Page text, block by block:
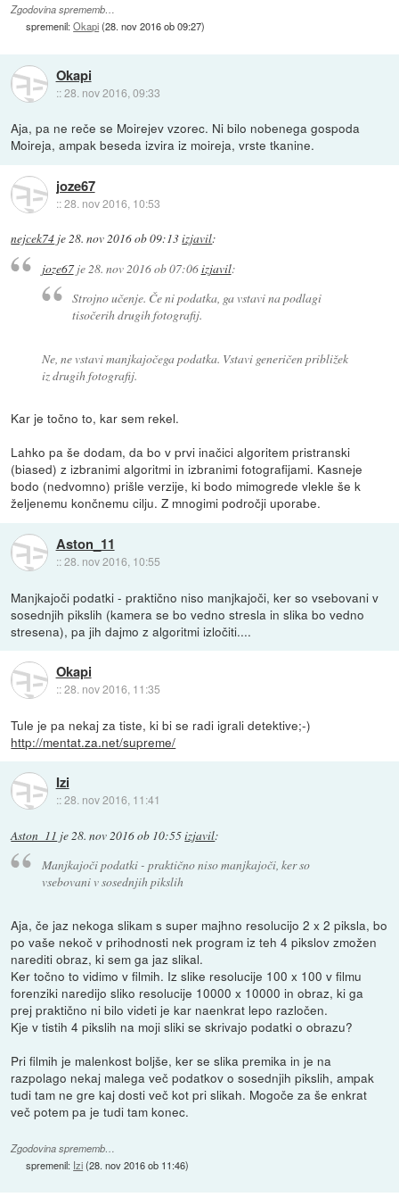
Zgodovina sprememb…
spremenil:Okapi(28. nov 2016 ob 09:27)
Okapi
::28. nov 2016, 09:33
Aja, pa ne reče se Moirejev vzorec. Ni bilo nobenega gospoda
Moireja, ampak beseda izvira iz moireja, vrste tkanine.
joze67
::28. nov 2016, 10:53
nejcek74 je28. nov 2016 ob 09:13izjavil:
joze67je28. nov 2016 ob 07:06izjavil:
Strojno učenje. Če ni podatka, ga vstavi na podlagi
tisočerih drugih fotografij.
Ne, ne vstavi manjkajočega podatka. Vstavi generičen približek
iz drugih fotografij.
Kar je točno to, kar sem rekel.
Lahko pa še dodam, da bo v prvi inačici algoritem pristranski
(biased) z izbranimi algoritmi in izbranimi fotografijami. Kasneje
bodo (nedvomno) prišle verzije, ki bodo mimogrede vlekle še k
željenemu končnemu cilju. Z mnogimi področji uporabe.
Aston_11
::28. nov 2016, 10:55
Manjkajoči podatki - praktično niso manjkajoči, ker so vsebovani v
sosednjih pikslih (kamera se bo vedno stresla in slika bo vedno
stresena), pa jih dajmo z algoritmi izločiti....
Okapi
::28. nov 2016, 11:35
Tule je pa nekaj za tiste, ki bi se radi igrali detektive;-)
http://mentat.za.net/supreme/
Izi
::28. nov 2016, 11:41
Aston_11 je 28. nov 2016 ob 10:55izjavil:
Manjkajoči podatki - praktično niso manjkajoči, ker so
vsebovani v sosednjih pikslih
Aja, če jaz nekoga slikam s super majhno resolucijo 2 x 2 piksla, bo
po vaše nekoč v prihodnosti nek program iz teh 4 pikslov zmožen
narediti obraz, ki sem ga jaz slikal.
Ker točno to vidimo v filmih. Iz slike resolucije 100 x 100 v filmu
forenziki naredijo sliko resolucije 10000 x 10000 in obraz, ki ga
prej praktično ni bilo videti je kar naenkrat lepo razločen.
Kje v tistih 4 pikslih na moji sliki se skrivajo podatki o obrazu?
Pri filmih je malenkost boljše, ker se slika premika in je na
razpolago nekaj malega več podatkov o sosednjih pikslih, ampak
tudi tam ne gre kaj dosti več kot pri slikah. Mogoče za še enkrat
več potem pa je tudi tam konec.
Zgodovina sprememb…
spremenil: Izi(28. nov 2016 ob 11:46)